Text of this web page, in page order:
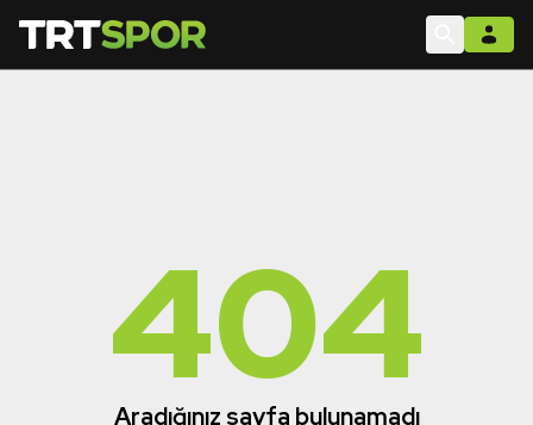
404
Aradığınız sayfa bulunamadı